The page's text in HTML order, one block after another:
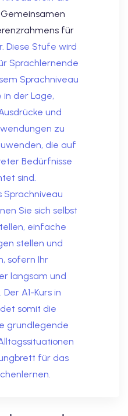
Gemeinsamen
für
Diese Stufe wird
Sprachlernende
Sprachniveau
in der Lage,
und
zu
die auf
Bedürfnisse
sind.
Sprachniveau
Sie sich selbst
einfache
stellen und
sofern Ihr
langsam und
A1-Kurs in
somit die
grundlegende
für das